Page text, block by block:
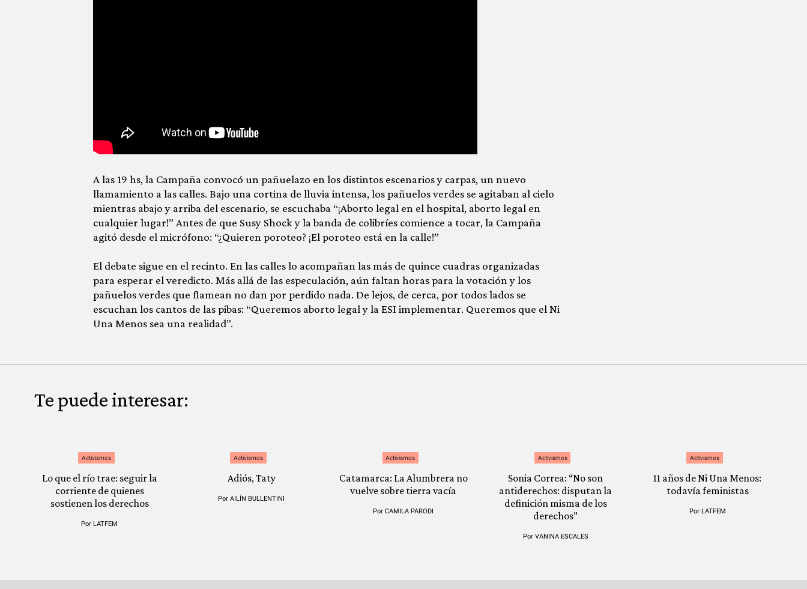
A las 19 hs, la Campaña convocó un pañuelazo en los distintos escenarios y carpas, un nuevo
llamamiento a las calles. Bajo una cortina de lluvia intensa, los pañuelos verdes se agitaban al cielo
mientras abajo y arriba del escenario, se escuchaba “¡Aborto legal en el hospital, aborto legal en
cualquier lugar!” Antes de que Susy Shock y la banda de colibríes comience a tocar, la Campaña
agitó desde el micrófono: “¿Quieren poroteo? ¡El poroteo está en la calle!”
El debate sigue en el recinto. En las calles lo acompañan las más de quince cuadras organizadas
para esperar el veredicto. Más allá de las especulación, aún faltan horas para la votación y los
pañuelos verdes que flamean no dan por perdido nada. De lejos, de cerca, por todos lados se
escuchan los cantos de las pibas: “Queremos aborto legal y la ESI implementar. Queremos que el Ni
Una Menos sea una realidad”.
Te puede interesar:
Activismos
Lo que el río trae: seguir la
corriente de quienes
sostienen los derechos
Por LATFEM
Activismos
Adiós, Taty
PorAILÍN BULLENTINI
Activismos
Catamarca: La Alumbrera no
vuelve sobre tierra vacía
PorCAMILA PARODI
Activismos
Sonia Correa: “No son
antiderechos: disputan la
definición misma de los
derechos”
Por VANINA ESCALES
Activismos
11 años de Ni Una Menos:
todavía feministas
Por LATFEM